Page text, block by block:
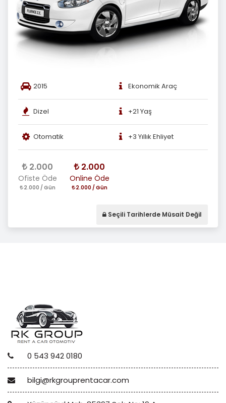
2015 Ekonomik Araç
Dizel +21 Yaş
Otomatik +3 Yıllık Ehliyet
2.000
Ofiste Öde
2.000 / Gün
2.000
Online Öde
2.000 / Gün
Seçili Tarihlerde Müsait Değil
0 543 942 0180
bilgi@rkgrouprentacar.com